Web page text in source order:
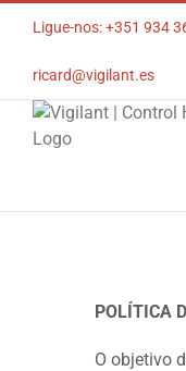
content
Ligue-nos: +351 934
ricard@vigilant.es
POLÍTICA
O objetivo